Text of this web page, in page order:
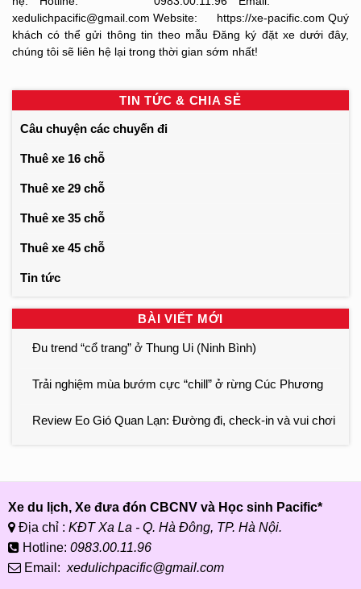
xedulichpacific@gmail.com Website: https://xe-pacific.com Quý
khách có thể gửi thông tin theo mẫu Đăng ký đặt xe dưới đây,
chúng tôi sẽ liên hệ lại trong thời gian sớm nhất!
TIN TỨC & CHIA SẺ
Câu chuyện các chuyến đi
Thuê xe 16 chỗ
Thuê xe 29 chỗ
Thuê xe 35 chỗ
Thuê xe 45 chỗ
Tin tức
BÀI VIẾT MỚI
Đu trend “cổ trang” ở Thung Ui (Ninh Bình)
Trải nghiệm mùa bướm cực “chill” ở rừng Cúc Phương
Review Eo Gió Quan Lạn: Đường đi, check-in và vui chơi
Xe du lịch, Xe đưa đón CBCNV và Học sinh Pacific*
Địa chỉ : KĐT Xa La - Q. Hà Đông, TP. Hà Nội.
Hotline: 0983.00.11.96
Email: xedulichpacific@gmail.com